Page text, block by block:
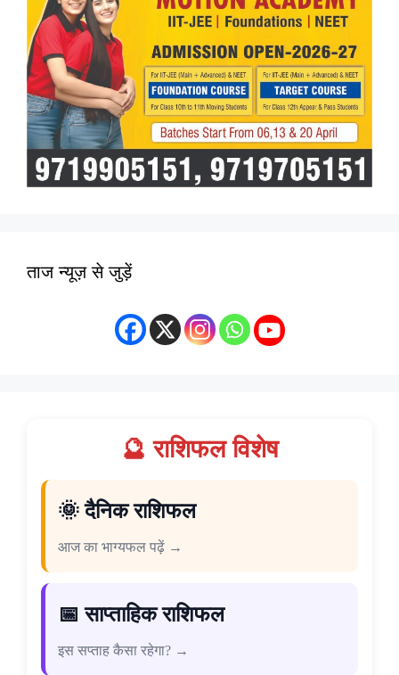
ताज न्यूज़ से जुड़ें
🔮 राशिफल विशेष
🌞 दैनिक राशिफल
आज का भाग्यफल पढ़ें →
📅 साप्ताहिक राशिफल
इस सप्ताह कैसा रहेगा? →